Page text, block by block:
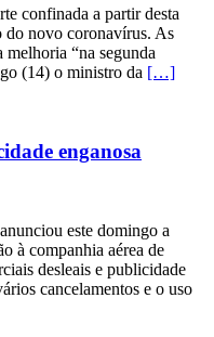
confinada a partir desta
do novo coronavírus. As
melhoria “na segunda
(14) o ministro da […]
enganosa
este domingo a
à companhia aérea de
desleais e publicidade
cancelamentos e o uso